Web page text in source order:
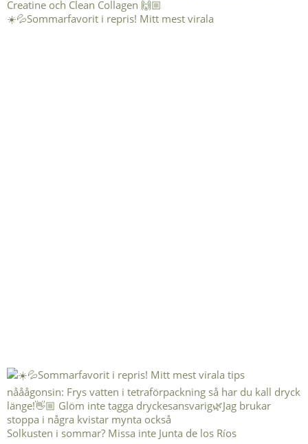
☀️💦Sommarfavorit i repris! Mitt mest virala
Solkusten i sommar? Missa inte Junta de los Ríos